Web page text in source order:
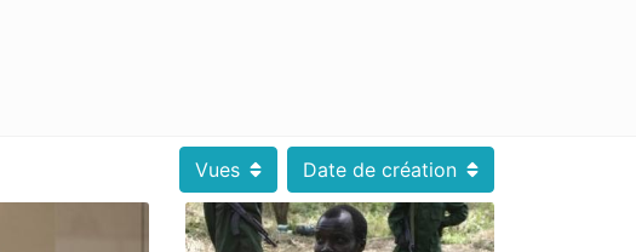
Vues Date de création